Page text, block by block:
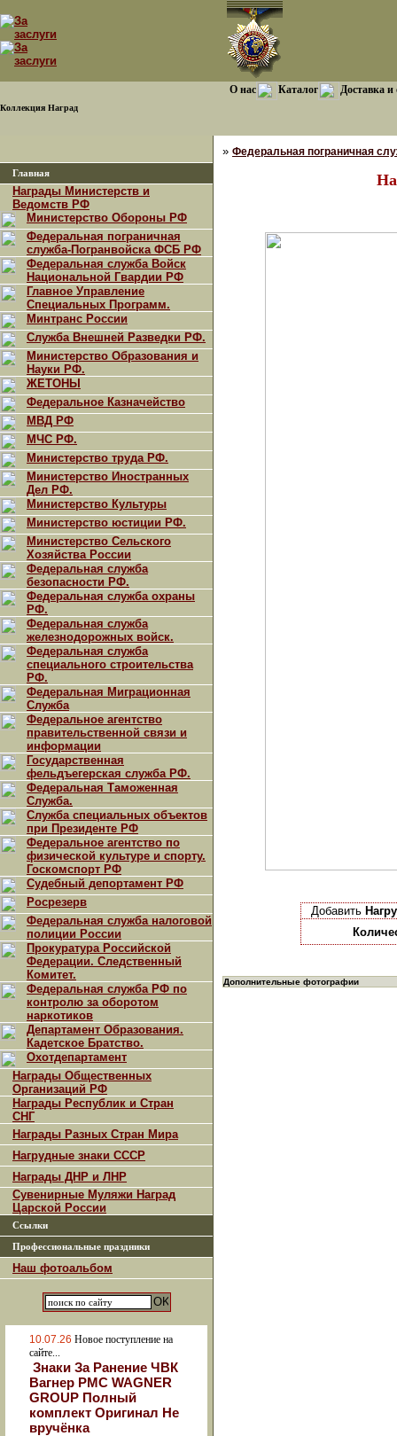
Коллекция Наград
О нас Каталог Доставка и
Главная
Награды Министерств и
Ведомств РФ
Министерство Обороны РФ
Федеральная пограничная
служба-Погранвойска ФСБ РФ
Федеральная служба Войск
Национальной Гвардии РФ
Главное Управление
Специальных Программ.
Минтранс России
Служба Внешней Разведки РФ.
Министерство Образования и
Науки РФ.
ЖЕТОНЫ
Федеральное Казначейство
МВД РФ
МЧС РФ.
Министерство труда РФ.
Министерство Иностранных
Дел РФ.
Министерство Культуры
Министерство юстиции РФ.
Министерство Сельского
Хозяйства России
Федеральная служба
безопасности РФ.
Федеральная служба охраны
РФ.
Федеральная служба
железнодорожных войск.
Федеральная служба
специального строительства
РФ.
Федеральная Миграционная
Служба
Федеральное агентство
правительственной связи и
информации
Государственная
фельдъегерская служба РФ.
Федеральная Таможенная
Служба.
Служба специальных объектов
при Президенте РФ
Федеральное агентство по
физической культуре и спорту.
Госкомспорт РФ
Судебный депортамент РФ
Росрезерв
Федеральная служба налоговой
полиции России
Прокуратура Российской
Федерации. Следственный
Комитет.
Федеральная служба РФ по
контролю за оборотом
наркотиков
Департамент Образования.
Кадетское Братство.
Охотдепартамент
Награды Общественных
Организаций РФ
Награды Республик и Стран
СНГ
Награды Разных Стран Мира
Нагрудные знаки СССР
Награды ДНР и ЛНР
Сувенирные Муляжи Наград
Царской России
Ссылки
Профессиональные праздники
Наш фотоальбом
10.07.26 Новое поступление на
сайте...
Знаки За Ранение ЧВК
Вагнер РМС WAGNER
GROUP Полный
комплект Оригинал Не
вручёнка
» Федеральная пограничная
Добавить
Дополнительные фотографии